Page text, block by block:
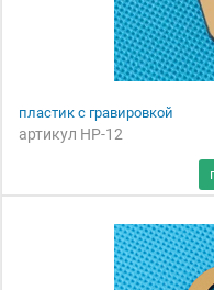
пластик с гравировкой
артикул НР-12